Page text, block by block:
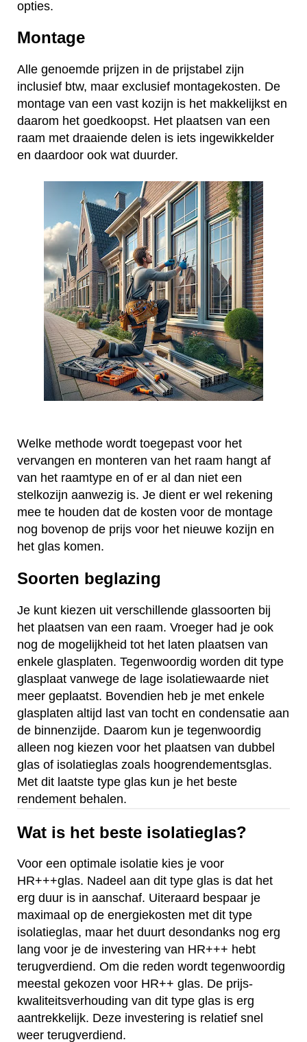
opties.
Montage
Alle genoemde prijzen in de prijstabel zijn
inclusief btw, maar exclusief montagekosten. De
montage van een vast kozijn is het makkelijkst en
daarom het goedkoopst. Het plaatsen van een
raam met draaiende delen is iets ingewikkelder
en daardoor ook wat duurder.
Welke methode wordt toegepast voor het
vervangen en monteren van het raam hangt af
van het raamtype en of er al dan niet een
stelkozijn aanwezig is. Je dient er wel rekening
mee te houden dat de kosten voor de montage
nog bovenop de prijs voor het nieuwe kozijn en
het glas komen.
Soorten beglazing
Je kunt kiezen uit verschillende glassoorten bij
het plaatsen van een raam. Vroeger had je ook
nog de mogelijkheid tot het laten plaatsen van
enkele glasplaten. Tegenwoordig worden dit type
glasplaat vanwege de lage isolatiewaarde niet
meer geplaatst. Bovendien heb je met enkele
glasplaten altijd last van tocht en condensatie aan
de binnenzijde. Daarom kun je tegenwoordig
alleen nog kiezen voor het plaatsen van dubbel
glas of isolatieglas zoals hoogrendementsglas.
Met dit laatste type glas kun je het beste
rendement behalen.
Wat is het beste isolatieglas?
Voor een optimale isolatie kies je voor
HR+++glas. Nadeel aan dit type glas is dat het
erg duur is in aanschaf. Uiteraard bespaar je
maximaal op de energiekosten met dit type
isolatieglas, maar het duurt desondanks nog erg
lang voor je de investering van HR+++ hebt
terugverdiend. Om die reden wordt tegenwoordig
meestal gekozen voor HR++ glas. De prijs-
kwaliteitsverhouding van dit type glas is erg
aantrekkelijk. Deze investering is relatief snel
weer terugverdiend.